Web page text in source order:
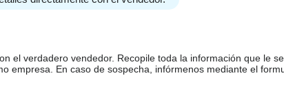
el verdadero vendedor. Recopile toda la información que le
empresa. En caso de sospecha, infórmenos mediante el